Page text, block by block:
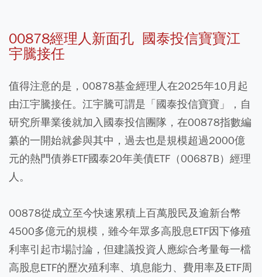
00878經理人新面孔 國泰投信寶寶江
宇騰接任
值得注意的是，00878基金經理人在2025年10月起
由江宇騰接任。江宇騰可謂是「國泰投信寶寶」，自
研究所畢業後就加入國泰投信團隊，在00878指數編
纂的一開始就參與其中，過去也是規模超過2000億
元的熱門債券ETF國泰20年美債ETF（00687B）經理
人。
00878從成立至今快速累積上百萬股民及逾新台幣
4500多億元的規模，雖今年眾多高股息ETF因下修殖
利率引起市場討論，但建議投資人應綜合考量每一檔
高股息ETF的歷次殖利率、填息能力、費用率及ETF周